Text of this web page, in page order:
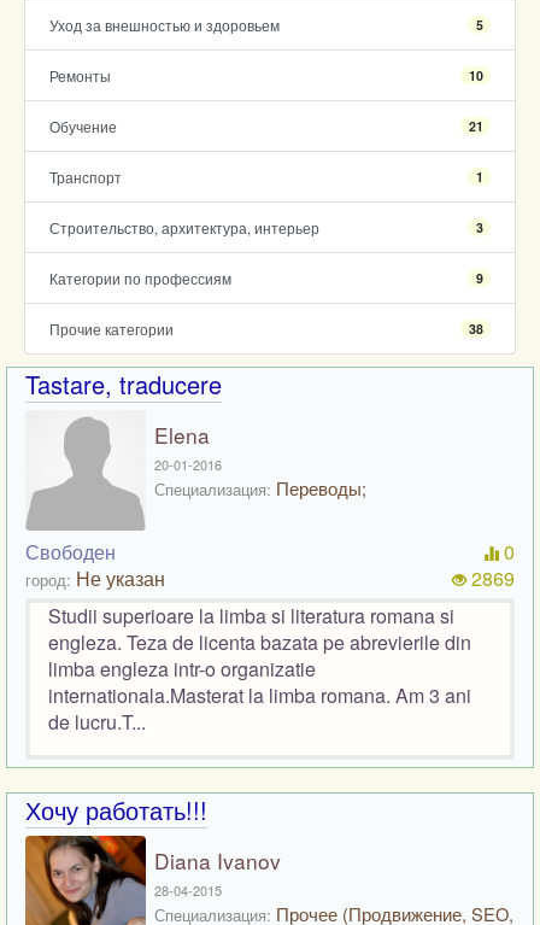
Уход за внешностью и здоровьем 5
Ремонты 10
Обучение 21
Транспорт 1
Строительство, архитектура, интерьер 3
Категории по профессиям 9
Прочие категории 38
Tastare, traducere
Elena
20-01-2016
Специализация: Переводы;
Свободен
город: Не указан
0
2869
Studii superioare la limba si literatura romana si
engleza. Teza de licenta bazata pe abrevierile din
limba engleza intr-o organizatie
internationala.Masterat la limba romana. Am 3 ani
de lucru.T...
Хочу работать!!!
Diana Ivanov
28-04-2015
Специализация: Прочее (Продвижение, SEO,